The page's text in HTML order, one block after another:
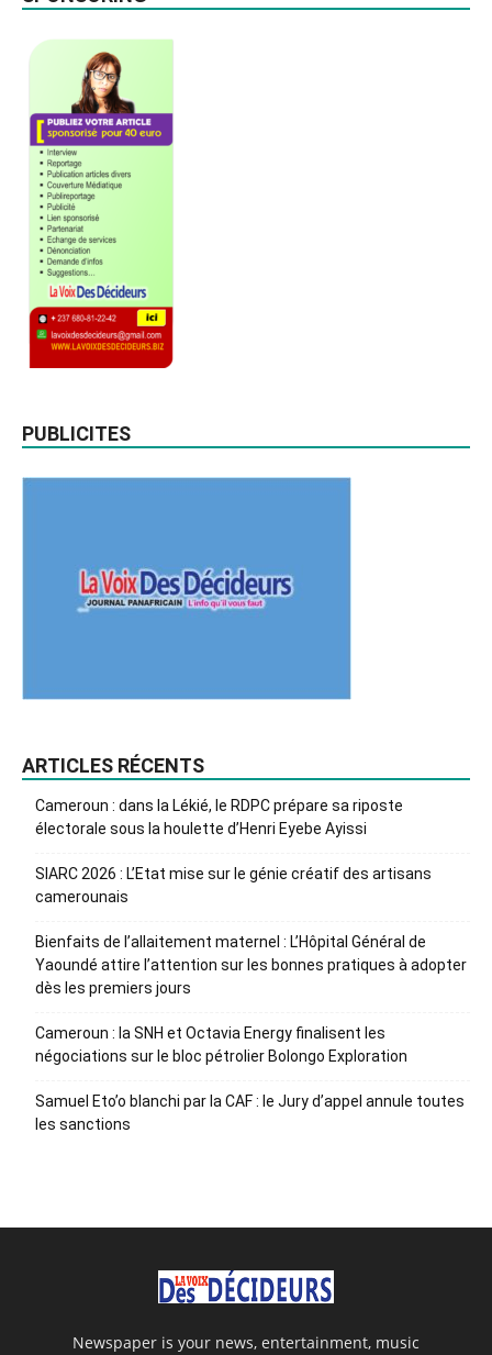
PUBLICITES
ARTICLES RÉCENTS
Cameroun : dans la Lékié, le RDPC prépare sa riposte
électorale sous la houlette d’Henri Eyebe Ayissi
SIARC 2026 : L’Etat mise sur le génie créatif des artisans
camerounais
Bienfaits de l’allaitement maternel : L’Hôpital Général de
Yaoundé attire l’attention sur les bonnes pratiques à adopter
dès les premiers jours
Cameroun : la SNH et Octavia Energy finalisent les
négociations sur le bloc pétrolier Bolongo Exploration
Samuel Eto’o blanchi par la CAF : le Jury d’appel annule toutes
les sanctions
Newspaper is your news, entertainment, music